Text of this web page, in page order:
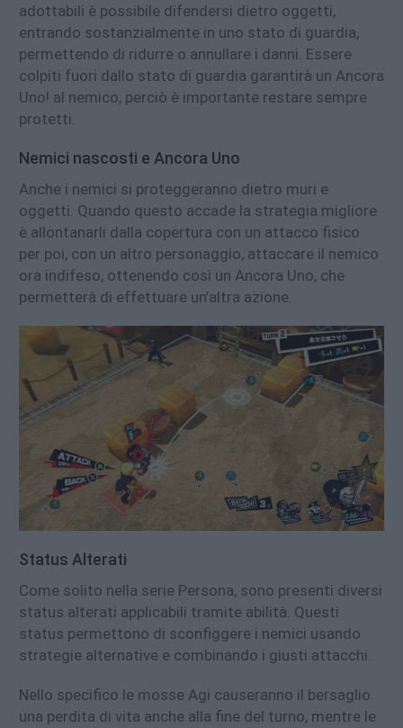
adottabili è possibile difendersi dietro oggetti,
entrando sostanzialmente in uno stato di guardia,
permettendo di ridurre o annullare i danni. Essere
colpiti fuori dallo stato di guardia garantirà un Ancora
Uno! al nemico, perciò è importante restare sempre
protetti.
Nemici nascosti e Ancora Uno
Anche i nemici si proteggeranno dietro muri e
oggetti. Quando questo accade la strategia migliore
è allontanarli dalla copertura con un attacco fisico
per poi, con un altro personaggio, attaccare il nemico
ora indifeso, ottenendo così un Ancora Uno, che
permetterà di effettuare un’altra azione.
Status Alterati
Come solito nella serie Persona, sono presenti diversi
status alterati applicabili tramite abilità. Questi
status permettono di sconfiggere i nemici usando
strategie alternative e combinando i giusti attacchi.
Nello specifico le mosse Agi causeranno il bersaglio
una perdita di vita anche alla fine del turno, mentre le